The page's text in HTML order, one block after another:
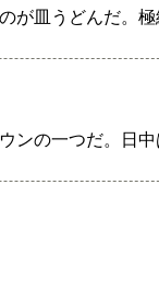
が皿うどんだ。
ンの一つだ。日